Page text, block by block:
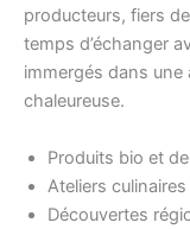
producteurs, fiers
temps d’échanger
immergés dans
chaleureuse.
Produits bio et
Ateliers
Découvertes